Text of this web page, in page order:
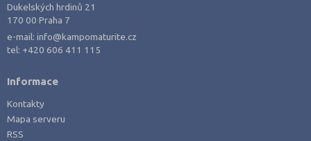
Dukelských hrdinů 21
170 00 Praha 7
e-mail:info@kampomaturite.cz
tel: +420 606 411 115
Informace
Kontakty
Mapa serveru
RSS